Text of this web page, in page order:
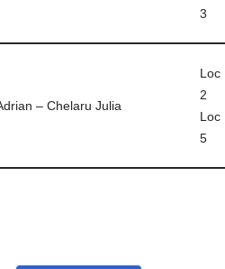
3
– Chelaru Julia
Loc
2
Loc
5